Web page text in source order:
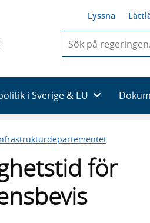
Lyssna
du
skriva
framträder
en
med
i Sverige & EU
för